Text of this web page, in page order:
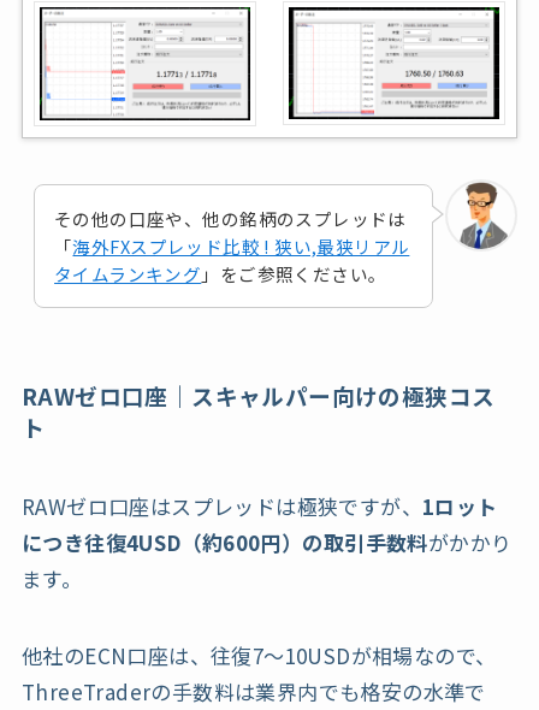
その他の口座や、他の銘柄のスプレッドは
「海外FXスプレッド比較 ! 狭い,最狭リアル
タイムランキング 」をご参照ください。
RAWゼロ口座｜スキャルパー向けの極狭コス
ト
RAWゼロ口座はスプレッドは極狭ですが、 1ロット
につき往復4USD（約600円）の取引手数料がかかり
ます。
他社のECN口座は、往復7〜10USDが相場なので、
ThreeTraderの手数料は業界内でも格安の水準で